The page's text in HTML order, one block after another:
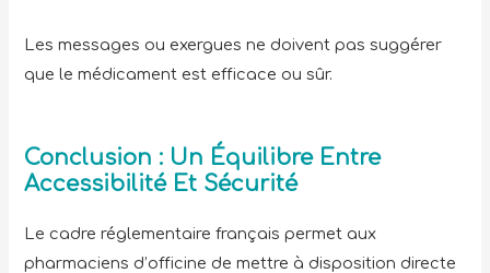
Les messages ou exergues ne doivent pas suggérer
que le médicament est efficace ou sûr.
Conclusion : Un Équilibre Entre
Accessibilité Et Sécurité
Le cadre réglementaire français permet aux
pharmaciens d’officine de mettre à disposition directe